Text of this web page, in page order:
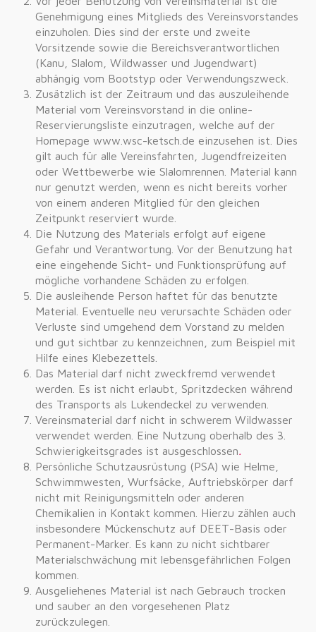
Genehmigung eines Mitglieds des Vereinsvorstandes
einzuholen. Dies sind der erste und zweite
Vorsitzende sowie die Bereichsverantwortlichen
(Kanu, Slalom, Wildwasser und Jugendwart)
abhängig vom Bootstyp oder Verwendungszweck.
Zusätzlich ist der Zeitraum und das auszuleihende
Material vom Vereinsvorstand in die online-
Reservierungsliste einzutragen, welche auf der
Homepage www.wsc-ketsch.de einzusehen ist. Dies
gilt auch für alle Vereinsfahrten, Jugendfreizeiten
oder Wettbewerbe wie Slalomrennen. Material kann
nur genutzt werden, wenn es nicht bereits vorher
von einem anderen Mitglied für den gleichen
Zeitpunkt reserviert wurde.
Die Nutzung des Materials erfolgt auf eigene
Gefahr und Verantwortung. Vor der Benutzung hat
eine eingehende Sicht- und Funktionsprüfung auf
mögliche vorhandene Schäden zu erfolgen.
Die ausleihende Person haftet für das benutzte
Material. Eventuelle neu verursachte Schäden oder
Verluste sind umgehend dem Vorstand zu melden
und gut sichtbar zu kennzeichnen, zum Beispiel mit
Hilfe eines Klebezettels.
Das Material darf nicht zweckfremd verwendet
werden. Es ist nicht erlaubt, Spritzdecken während
des Transports als Lukendeckel zu verwenden.
Vereinsmaterial darf nicht in schwerem Wildwasser
verwendet werden. Eine Nutzung oberhalb des 3.
Schwierigkeitsgrades ist ausgeschlossen.
Persönliche Schutzausrüstung (PSA) wie Helme,
Schwimmwesten, Wurfsäcke, Auftriebskörper darf
nicht mit Reinigungsmitteln oder anderen
Chemikalien in Kontakt kommen. Hierzu zählen auch
insbesondere Mückenschutz auf DEET-Basis oder
Permanent-Marker. Es kann zu nicht sichtbarer
Materialschwächung mit lebensgefährlichen Folgen
kommen.
Ausgeliehenes Material ist nach Gebrauch trocken
und sauber an den vorgesehenen Platz
zurückzulegen.